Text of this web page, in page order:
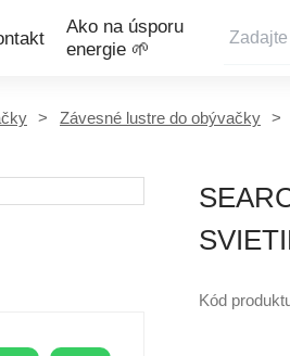
Ako na úsporu
energie 🌱
Závesné lustre do obývačky
Kód